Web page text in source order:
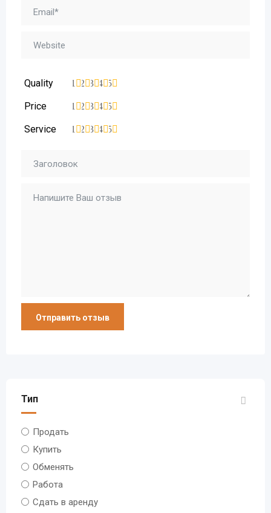
Quality 5
4
3
2
1
Price 5
4
3
2
1
Service 5
4
3
2
1
Тип
Продать
Купить
Обменять
Работа
Сдать в аренду